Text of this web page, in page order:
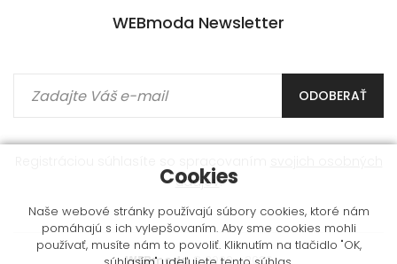
WEBmoda Newsletter
ODOBERAŤ
údajov.
WEBmoda© 2009 - 2026
Cookies
Naše webové stránky používajú súbory cookies, ktoré nám
pomáhajú s ich vylepšovaním. Aby sme cookies mohli
používať, musíte nám to povoliť. Kliknutím na tlačidlo "OK,